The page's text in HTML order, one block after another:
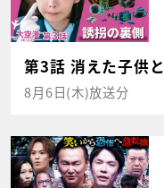
第3話 消えた子供
8月6日(木)放送分